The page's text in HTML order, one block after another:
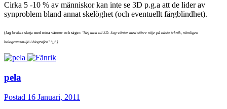
Cirka 5 -10 % av människor kan inte se 3D p.g.a att de lider av
synproblem bland annat skelöghet (och eventuellt färgblindhet).
(Jag brukar skoja med mina vänner och säger: "Nej tack till 3D. Jag väntar med större nöje på nästa teknik, nämligen
hologramsmiljö i biografen" ^_^ )
pela
Postad 16 Januari, 2011